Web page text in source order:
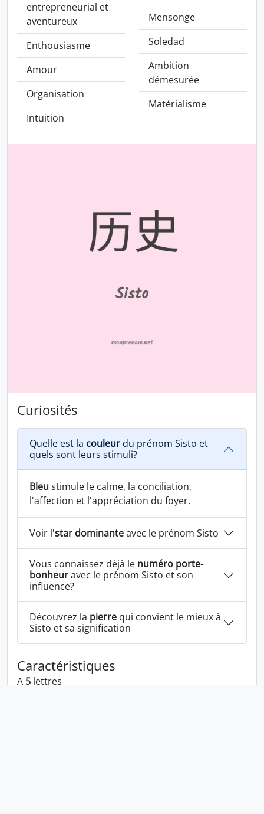
entrepreneurial et
aventureux
Enthousiasme
Amour
Organisation
Intuition
Mensonge
Soledad
Ambition
démesurée
Matérialisme
Curiosités
Quelle est la couleur du prénom Sisto et
quels sont leurs stimuli?
Bleu stimule le calme, la conciliation,
l'affection et l'appréciation du foyer.
Voir l'star dominanteavec le prénom Sisto
Vous connaissez déjà le numéro porte-
bonheuravec le prénom Sisto et son
influence?
Découvrez la pierre qui convient le mieux à
Sisto et sa signification
Caractéristiques
A 5 lettres